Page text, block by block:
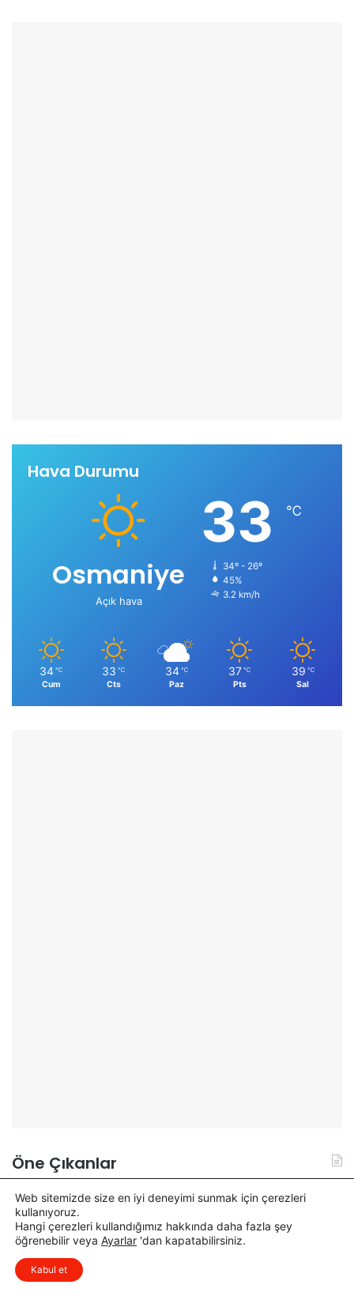
Hava Durumu
Osmaniye
Açık hava
33 ℃
34º - 26º
45%
3.2 km/h
34 ℃
Cum
33 ℃
Cts
34 ℃
Paz
37 ℃
Pts
39 ℃
Sal
Öne Çıkanlar
A
k
y
a
r
Web sitemizde size en iyi deneyimi sunmak için çerezleri
kullanıyoruz.
Hangi çerezleri kullandığımız hakkında daha fazla şey
öğrenebilir veya Ayarlar 'dan kapatabilirsiniz.
Kabul et
Düşüncelerinizi çok isterim, lütfen